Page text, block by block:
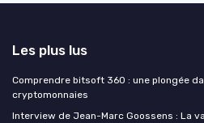
Les plus lus
Comprendre bitsoft 360 : une plongée
cryptomonnaies
Interview de Jean-Marc Goossens : La